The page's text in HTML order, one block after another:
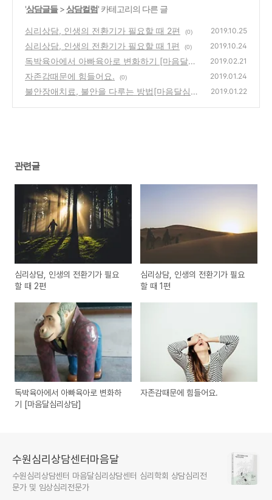
'상담글들>상담컬럼' 카테고리의 다른 글
심리상담, 인생의 전환기가 필요할 때 2편 (0) 2019.10.25
심리상담, 인생의 전환기가 필요할 때 1편 (0) 2019.10.24
독박육아에서 아빠육아로 변화하기 [마음달심
리상담]
(0)
2019.02.21
자존감때문에 힘들어요. (0) 2019.01.24
불안장애치료, 불안을 다루는 방법[마음달심
2019.01.22
관련글
심리상담, 인생의 전환기가 필요
할 때 2편
심리상담, 인생의 전환기가 필요
할 때 1편
독박육아에서 아빠육아로 변화하
기 [마음달심리상담]
자존감때문에 힘들어요.
수원심리상담센터마음달
수원심리상담센터 마음달심리상담센터 심리학회 상담심리전
문가 및 임상심리전문가